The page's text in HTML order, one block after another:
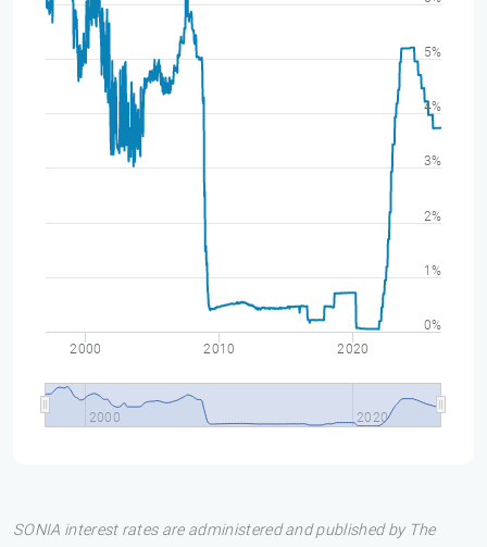
2000 2010 2020
2000 2020
0%
1%
2%
3%
4%
5%
SONIA interest rates are administered and published by The